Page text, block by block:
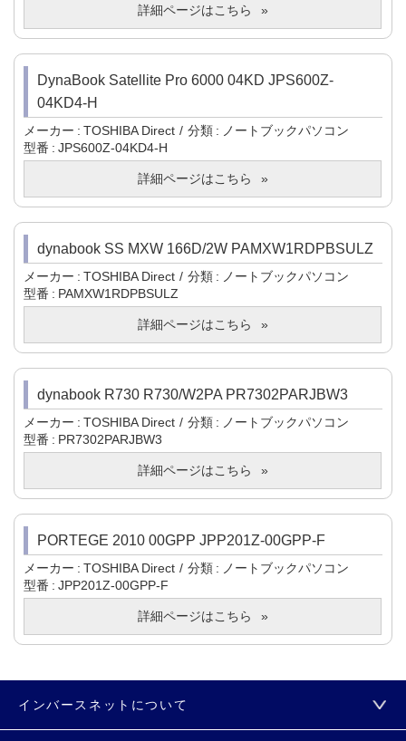
詳細ページはこちら
DynaBook Satellite Pro 6000 04KD JPS600Z-
04KD4-H
メーカー TOSHIBA Direct 分類
ノートブックパソコン
型番
JPS600Z-04KD4-H
詳細ページはこちら
dynabook SS MXW 166D/2W PAMXW1RDPBSULZ
メーカー TOSHIBA Direct 分類
ノートブックパソコン
型番
PAMXW1RDPBSULZ
詳細ページはこちら
dynabook R730 R730/W2PA PR7302PARJBW3
メーカー TOSHIBA Direct 分類
ノートブックパソコン
型番
PR7302PARJBW3
詳細ページはこちら
PORTEGE 2010 00GPP JPP201Z-00GPP-F
メーカー TOSHIBA Direct 分類
ノートブックパソコン
型番
JPP201Z-00GPP-F
詳細ページはこちら
インバースネットについて